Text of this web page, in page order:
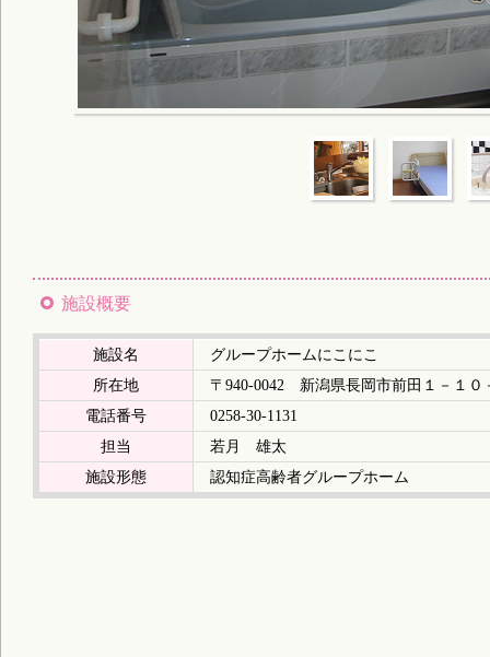
施設概要
施設名
グループホームにこにこ
所在地
〒940-0042 新潟県長岡市前田１－１０
電話番号
0258-30-1131
担当
若月 雄太
施設形態
認知症高齢者グループホーム